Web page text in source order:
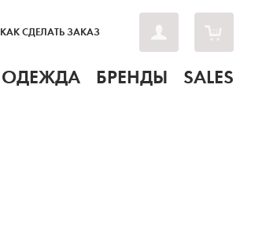
КАК СДЕЛАТЬ ЗАКАЗ
ОДЕЖДА БРЕНДЫ SALES